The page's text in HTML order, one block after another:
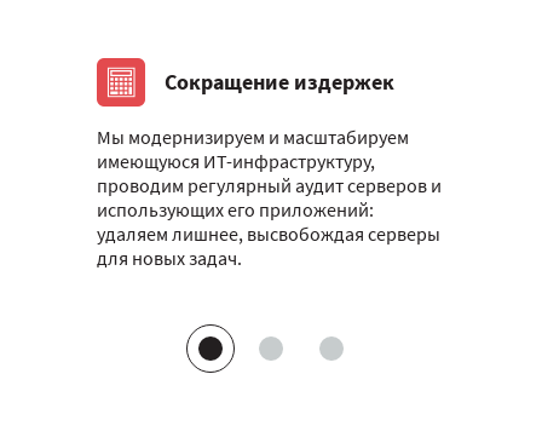
Сокращение издержек
Мы модернизируем и масштабируем
имеющуюся ИТ-инфраструктуру,
проводим регулярный аудит серверов и
использующих его приложений:
удаляем лишнее, высвобождая серверы
для новых задач.